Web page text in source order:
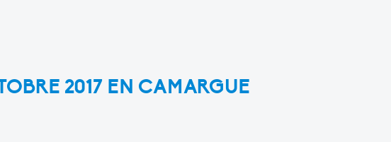
2017 EN CAMARGUE